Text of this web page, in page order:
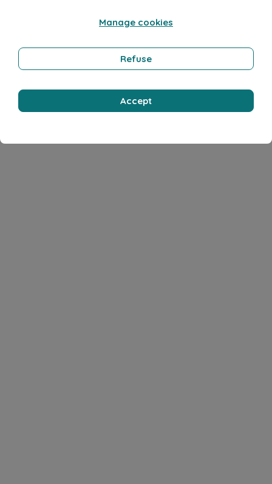
Manage cookies
Refuse
Accept